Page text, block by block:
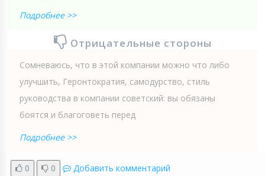
Подробнее >>
Отрицательные стороны
Сомневаюсь, что в этой компании можно что либо
улучшить, Геронтократия, самодурство, стиль
руководства в компании советский: вы обязаны
боятся и благоговеть перед
Подробнее >>
0 0 Добавить комментарий